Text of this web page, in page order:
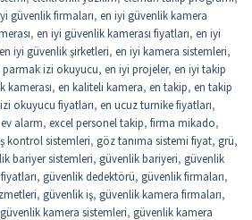
güvenlik firmaları, en iyi güvenlik kamera
, en iyi güvenlik kamerası fiyatları, en iyi
en iyi güvenlik şirketleri, en iyi kamera sistemleri,
parmak izi okuyucu, en iyi projeler, en iyi takip
kamerası, en kaliteli kamera, en takip, en takip
okuyucu fiyatları, en ucuz turnike fiyatları,
ev alarm, excel personel takip, firma mikado,
kontrol sistemleri, göz tanıma sistemi fiyat, grü,
bariyer sistemleri, güvenlik bariyeri, güvenlik
, güvenlik dedektörü, güvenlik firmaları,
, güvenlik iş, güvenlik kamera firmaları,
güvenlik kamera sistemleri, güvenlik kamera